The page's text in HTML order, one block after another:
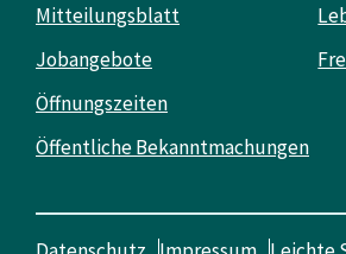
Mitteilungsblatt
Jobangebote
Öffnungszeiten
Öffentliche Bekanntmachungen